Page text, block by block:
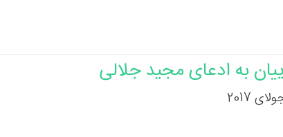
به ادعای مجید جلالی